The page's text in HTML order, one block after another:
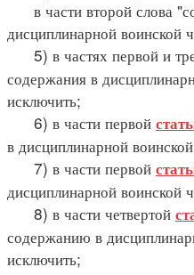
в части второй слова
дисциплинарной воинской
5) в частях первой и
содержания в
исключить;
6) в части первой
в дисциплинарной
7) в части первой
дисциплинарной воинской
8) в части четвертой
содержанию в
исключить;